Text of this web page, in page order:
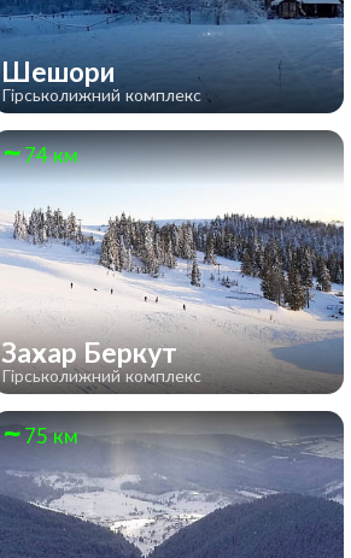
Шешори
Гірськолижний комплекс
74 км
Захар Беркут
Гірськолижний комплекс
75 км